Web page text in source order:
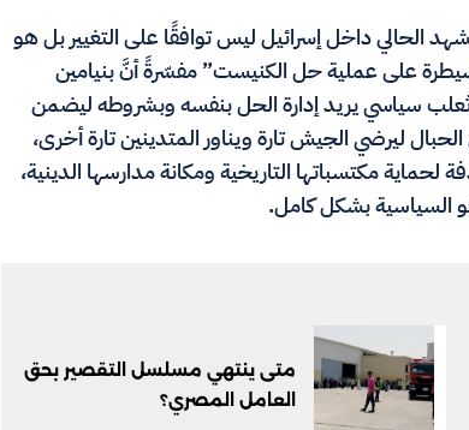
الحالي داخل إسرائيل ليس توافقًا على التغيير بل هو
على عملية حل الكنيست” مفسّرةً أنَّ بنيامين
سياسي يريد إدارة الحل بنفسه وبشروطه ليضمن
ليرضي الجيش تارة ويناور المتدينين تارة أخرى،
لحماية مكتسباتها التاريخية ومكانة مدارسها الدينية،
السياسية بشكل كامل.
متى ينتهي مسلسل التقصير بحق
العامل المصري؟